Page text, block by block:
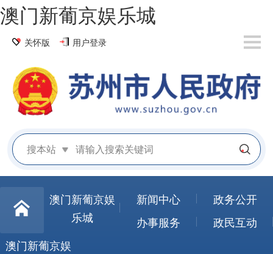
澳门新葡京娱乐城
关怀版 用户登录
搜本站
澳门新葡京娱
乐城
新闻中心
政务公开
办事服务
政民互动
澳门新葡京娱